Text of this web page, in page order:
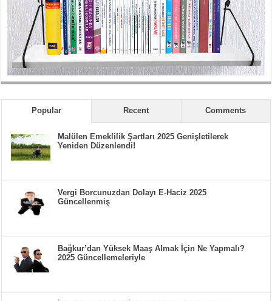
Popular Recent Comments
Malülen Emeklilik Şartları 2025 Genişletilerek
Yeniden Düzenlendi!
Vergi Borcunuzdan Dolayı E-Haciz 2025
Güncellenmiş
Bağkur’dan Yüksek Maaş Almak İçin Ne Yapmalı?
2025 Güncellemeleriyle